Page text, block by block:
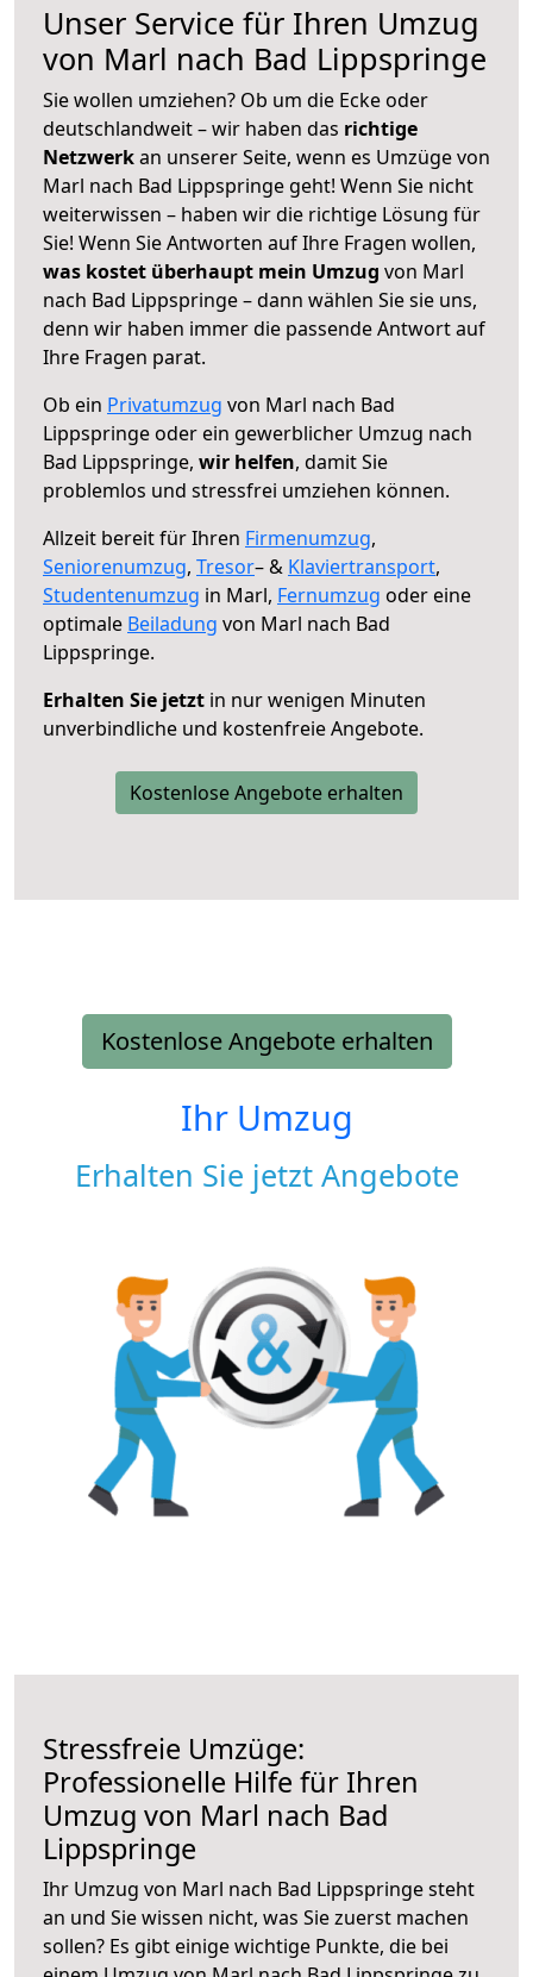
Unser Service für Ihren Umzug
von Marl nach Bad Lippspringe
Sie wollen umziehen? Ob um die Ecke oder
deutschlandweit – wir haben das richtige
Netzwerkan unserer Seite, wenn es Umzüge von
Marl nach Bad Lippspringe geht! Wenn Sie nicht
weiterwissen – haben wir die richtige Lösung für
Sie! Wenn Sie Antworten auf Ihre Fragen wollen,
was kostet überhaupt mein Umzug von Marl
nach Bad Lippspringe – dann wählen Sie sie uns,
denn wir haben immer die passende Antwort auf
Ihre Fragen parat.
Ob ein Privatumzug von Marl nach Bad
Lippspringe oder ein gewerblicher Umzug nach
Bad Lippspringe, wir helfen, damit Sie
problemlos und stressfrei umziehen können.
Allzeit bereit für Ihren Firmenumzug,
Seniorenumzug, Tresor– & Klaviertransport,
Studentenumzug in Marl, Fernumzug oder eine
optimale Beiladung von Marl nach Bad
Lippspringe.
Erhalten Sie jetzt in nur wenigen Minuten
unverbindliche und kostenfreie Angebote.
Kostenlose Angebote erhalten
Kostenlose Angebote erhalten
Ihr Umzug
Erhalten Sie jetzt Angebote
Stressfreie Umzüge:
Professionelle Hilfe für Ihren
Umzug von Marl nach Bad
Lippspringe
Ihr Umzug von Marl nach Bad Lippspringe steht
an und Sie wissen nicht, was Sie zuerst machen
sollen? Es gibt einige wichtige Punkte, die bei